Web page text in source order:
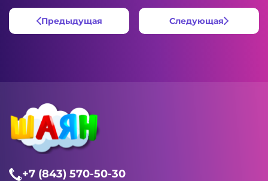
Предыдущая Следующая
+7 (843) 570-50-30